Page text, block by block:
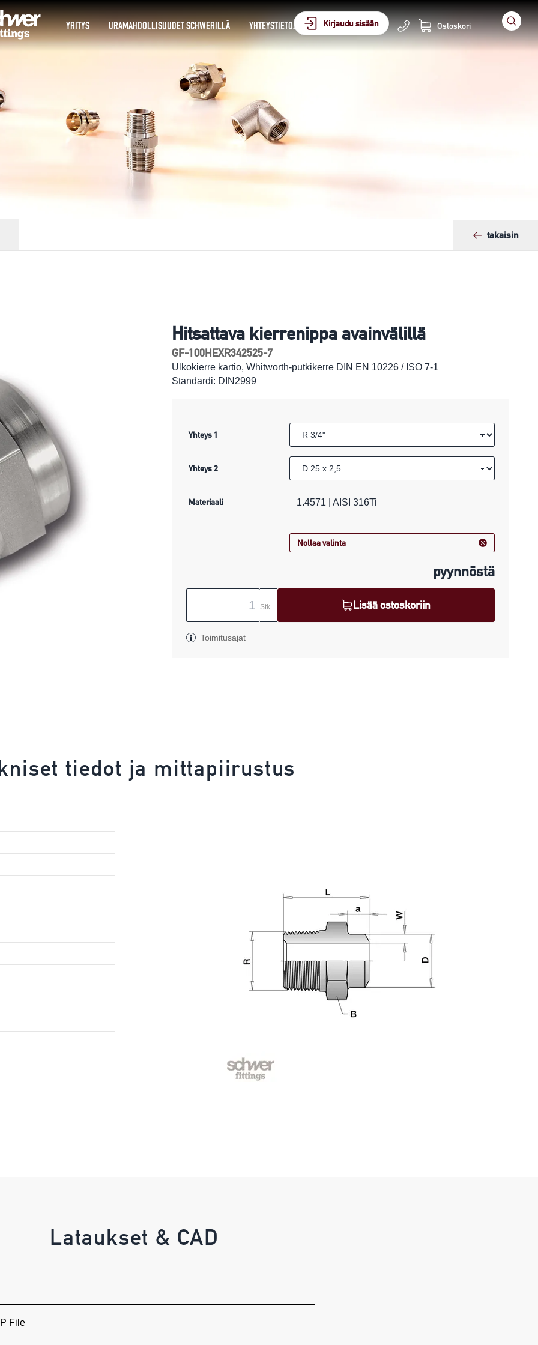
YRITYS URAMAHDOLLISUUDET SCHWERILLÄ YHTEYSTIETOJA Kirjaudu sisään Ostoskori
takaisin
Hitsattava kierrenippa avainvälillä
GF-100HEXR342525-7
Ulkokierre kartio, Whitworth-putkikerre DIN EN 10226 / ISO 7-1
Standardi: DIN2999
Yhteys 1
Yhteys 2
Materiaali 1.4571 | AISI 316Ti
Nollaa valinta
pyynnöstä
Stk Lisää ostoskoriin
Toimitusajat
tiedot ja mittapiirustus
Lataukset & CAD
File